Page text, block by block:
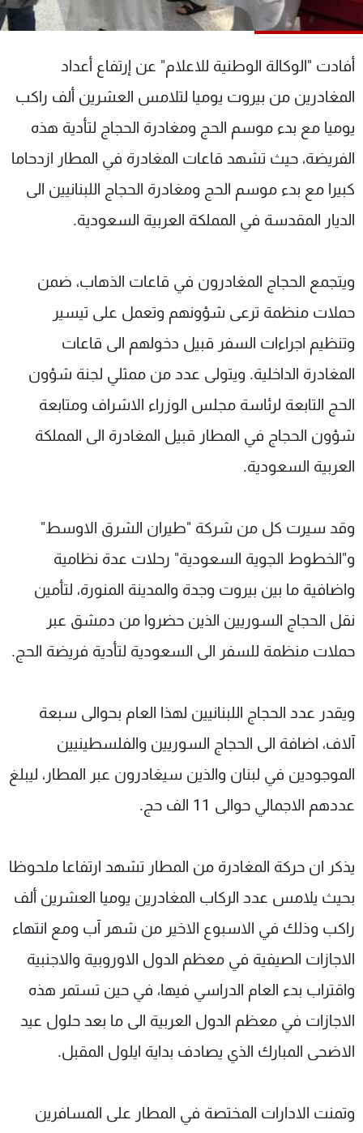
أفادت "الوكالة الوطنية للاعلام" عن إرتفاع أعداد
المغادرين من بيروت يوميا لتلامس العشرين ألف راكب
يوميا مع بدء موسم الحج ومغادرة الحجاج لتأدية هذه
الفريضة، حيث تشهد قاعات المغادرة في المطار ازدحاما
كبيرا مع بدء موسم الحج ومغادرة الحجاج اللبنانيين الى
الديار المقدسة في المملكة العربية السعودية.
ويتجمع الحجاج المغادرون في قاعات الذهاب، ضمن
حملات منظمة ترعى شؤونهم وتعمل على تيسير
وتنظيم اجراءات السفر قبيل دخولهم الى قاعات
المغادرة الداخلية. ويتولى عدد من ممثلي لجنة شؤون
الحج التابعة لرئاسة مجلس الوزراء الاشراف ومتابعة
شؤون الحجاج في المطار قبيل المغادرة الى المملكة
العربية السعودية.
وقد سيرت كل من شركة "طيران الشرق الاوسط"
و"الخطوط الجوية السعودية" رحلات عدة نظامية
واضافية ما بين بيروت وجدة والمدينة المنورة، لتأمين
نقل الحجاج السوريين الذين حضروا من دمشق عبر
حملات منظمة للسفر الى السعودية لتأدية فريضة الحج.
ويقدر عدد الحجاج اللبنانيين لهذا العام بحوالى سبعة
آلاف، اضافة الى الحجاج السوريين والفلسطينيين
الموجودين في لبنان والذين سيغادرون عبر المطار، ليبلغ
عددهم الاجمالي حوالى 11 الف حج.
يذكر ان حركة المغادرة من المطار تشهد ارتفاعا ملحوظا
بحيث يلامس عدد الركاب المغادرين يوميا العشرين ألف
راكب وذلك في الاسبوع الاخير من شهر آب ومع انتهاء
الاجازات الصيفية في معظم الدول الاوروبية والاجنبية
واقتراب بدء العام الدراسي فيها، في حين تستمر هذه
الاجازات في معظم الدول العربية الى ما بعد حلول عيد
الاضحى المبارك الذي يصادف بداية ايلول المقبل.
وتمنت الادارات المختصة في المطار على المسافرين
شاهد البرامج
عن MTV
لاعلاناتكم
وظائف
تواصل معنا
شروط الإسـتخدام